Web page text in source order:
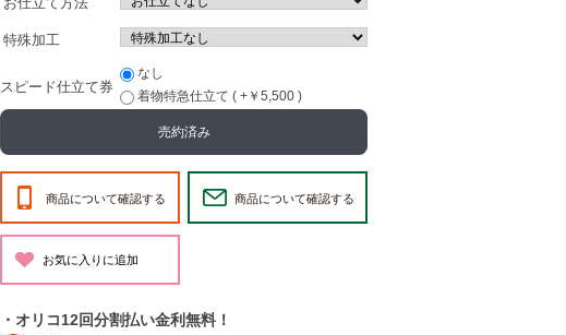
特殊加工
スピード仕立て券
なし
着物特急仕立て ( +￥5,500 )
売約済み
商品について確認する 商品について確認する
・オリコ12回分割払い金利無料！